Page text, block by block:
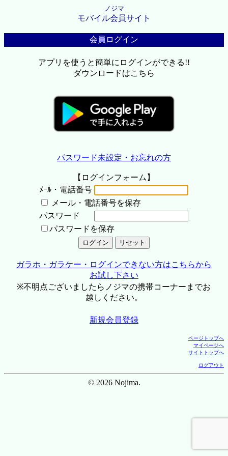
ノジマ
モバイル会員サイト
会員ログイン
アプリを使うと簡単にログインができる!!
ダウンロードはこちら
パスワード未設定・お忘れの方
【ログインフォーム】
ﾒｰﾙ・電話番号
メール・電話番号を保存
パスワード
パスワードを保存
ガラホ・ガラケー・ログインできない方はこちらから
お試し下さい
※不明点ございましたらノジマの携帯コーナーまでお
越しください。
新規会員登録
ページトップへ
マイページへ
サイトトップへ
ログアウト
© 2026 Nojima.